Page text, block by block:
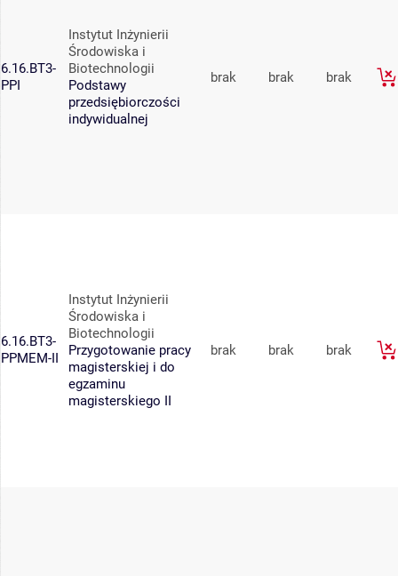
6.16.BT3-
PPI
Instytut Inżynierii
Środowiska i
Biotechnologii
Podstawy
przedsiębiorczości
indywidualnej
brak brak brak
6.16.BT3-
PPMEM-II
Instytut Inżynierii
Środowiska i
Biotechnologii
Przygotowanie pracy
magisterskiej i do
egzaminu
magisterskiego II
brak brak brak